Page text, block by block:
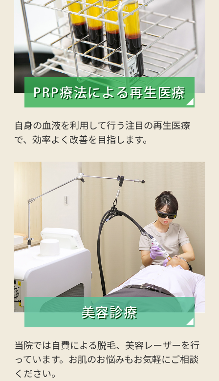
PRP療法による再生医療
自身の血液を利用して行う注目の再生医療
で、効率よく改善を目指します。
美容診療
当院では自費による脱毛、美容レーザーを行
っています。お肌のお悩みもお気軽にご相談
ください。